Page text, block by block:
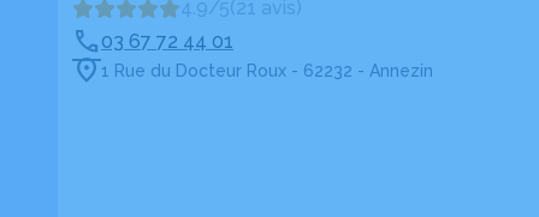
4.9/5(21 avis)
03 67 72 44 01
1 Rue du Docteur Roux - 62232 - Annezin